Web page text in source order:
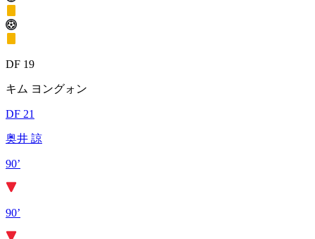
DF 19
キム ヨングォン
DF 21
奥井 諒
90’
90’